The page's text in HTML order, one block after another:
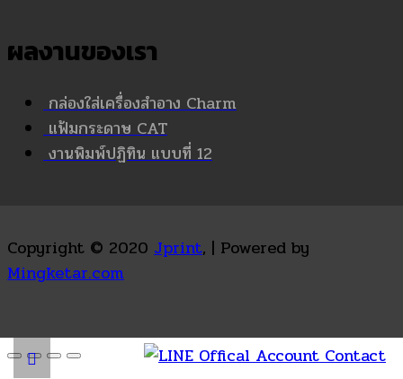
ผลงานของเรา
กล่องใส่เครื่องสำอาง Charm
แฟ้มกระดาษ CAT
งานพิมพ์ปฏิทิน แบบที่ 12
Copyright © 2020 Jprint, | Powered by
Mingketar.com